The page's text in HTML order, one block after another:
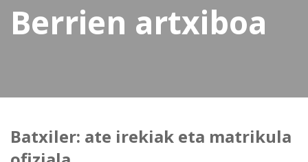
Berrien artxiboa
Batxiler: ate irekiak eta matrikula